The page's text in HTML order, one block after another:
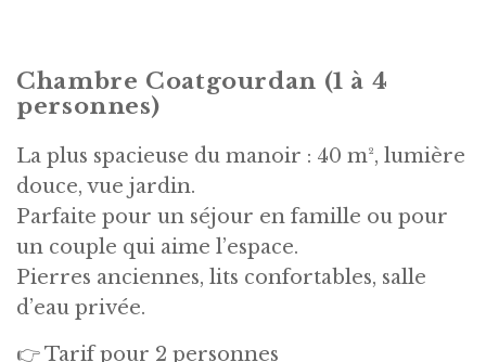
Chambre Coatgourdan (1 à 4
personnes)
La plus spacieuse du manoir : 40 m², lumière
douce, vue jardin.
Parfaite pour un séjour en famille ou pour
un couple qui aime l’espace.
Pierres anciennes, lits confortables, salle
d’eau privée.
👉 Tarif pour 2 personnes